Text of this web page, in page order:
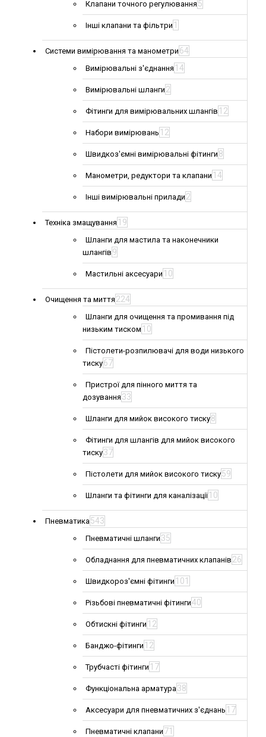
Клапани точного регулювання 5
Інші клапани та фільтри 1
Системи вимірювання та манометри 64
Вимірювальні з'єднання 14
Вимірювальні шланги 2
Фітинги для вимірювальних шлангів 12
Набори вимірювань 12
Швидкоз'ємні вимірювальні фітинги 8
Манометри, редуктори та клапани 14
Інші вимірювальні прилади 2
Техніка змащування 19
Шланги для мастила та наконечники
шлангів 9
Мастильні аксесуари 10
Очищення та миття 224
Шланги для очищення та промивання під
низьким тиском 10
Пістолети-розпилювачі для води низького
тиску67
Пристрої для пінного миття та
дозування 33
Шланги для мийок високого тиску8
Фітинги для шлангів для мийок високого
тиску37
Пістолети для мийок високого тиску59
Шланги та фітинги для каналізації 10
Пневматика543
Пневматичні шланги 35
Обладнання для пневматичних клапанів 26
Швидкороз'ємні фітинги 101
Різьбові пневматичні фітинги40
Обтискні фітинги 12
Банджо-фітинги 12
Трубчасті фітинги 17
Функціональна арматура38
Аксесуари для пневматичних з'єднань 17
Пневматичні клапани 71